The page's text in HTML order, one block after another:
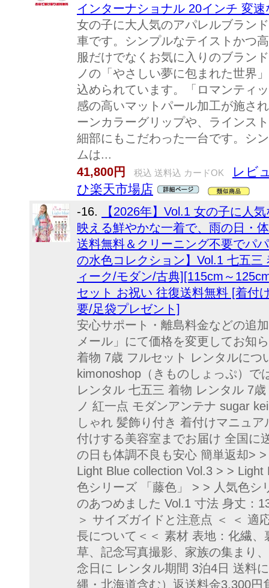
インターナショナル 20インチ 変
女の子に大人気のアパレルブラン
車です。シンプルなテイストかつ
服だけでなくお気に入りのブラン
ノの「やさしい夢に包まれた世界
込められています。「ロマンティ
感の高いマットパール加工が施さ
ーンカラーグリップや、ラインス
細部にもこだわった一台です。シ
ムは...
41,800円
税込 送料込 カードOK
レビ
ひ楽天市場店
-16.
【2026年】Vol.1 女の子に人
映える鮮やかな一着で、雨の日・
送料無料＆クリーニング不要でパ
の水色コレクション】Vol.1 七五
ィーク/モダン/古典][115cm～
セット お祝い 往復送料無料 [着付
要/足袋プレゼント]
安心サポート・離島料金などの追
メール」にて価格を変更してお知
着物 7歳 フルセット レンタルにつ
kimonoshop（きものしょっぷ）
レンタル 七五三 着物 レンタル 7
ノ 紅一点 モダンアンテナ sugar
しゃれ 髪飾り付き 着付けマニュ
付けする美容室までお届け 全国に
の日も体調不良も安心 簡単返却>
Light Blue collection Vol.3 > >
色シリーズ 「藤色」 > > 人気色シ
のあつめました Vol.1 寸法 身丈：
＞ サイズガイドと注意点 ＜ ＜ 適
長について＜＜ 素材 表地：化繊
草、記念写真撮影、家族の集まり
念日に レンタル期間 3泊4日 送料
縄・北海道含む）返送料金3,300